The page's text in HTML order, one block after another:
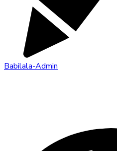
Babilala-Admin